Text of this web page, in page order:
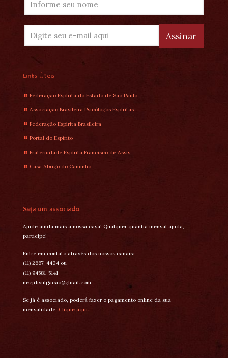
Links Úteis
Federação Espírita do Estado de São Paulo
Associação Brasileira Psicólogos Espíritas
Federação Espírita Brasileira
Portal do Espírito
Fraternidade Espírita Francisco de Assis
Casa Abrigo do Caminho
Seja um associado
Ajude ainda mais a nossa casa! Qualquer quantia mensal ajuda,
participe!
Entre em contato através dos nossos canais:
(11) 2667-4404 ou
(11) 94581-5141
necjdivulgacao@gmail.com
Se já é associado, poderá fazer o pagamento online da sua
mensalidade. Clique aqui.